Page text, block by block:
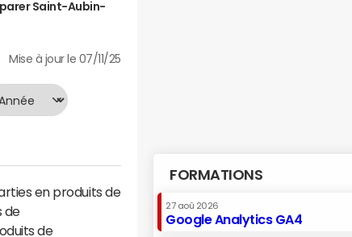
Saint-Aubin-
Mise à jour le 07/11/25
en produits de
de
de
FORMATIONS
27 aoû 2026
Google Analytics GA4